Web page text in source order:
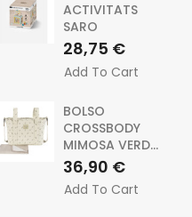
ACTIVITATS
SARO
Precio
28,75 €
Add To Cart
BOLSO
CROSSBODY
MIMOSA VERD...
Precio
36,90 €
Add To Cart